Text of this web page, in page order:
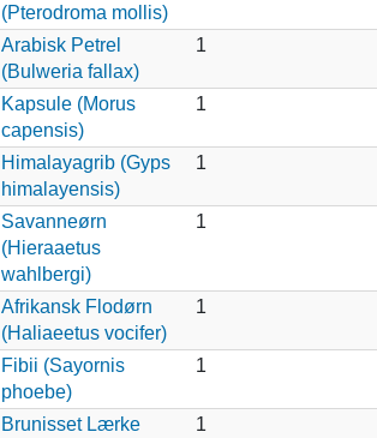
(Pterodroma mollis)
Arabisk Petrel
(Bulweria fallax)
1
Kapsule (Morus
capensis)
1
Himalayagrib (Gyps
himalayensis)
1
Savanneørn
(Hieraaetus
wahlbergi)
1
Afrikansk Flodørn
(Haliaeetus vocifer)
1
Fibii (Sayornis
phoebe)
1
Brunisset Lærke
1